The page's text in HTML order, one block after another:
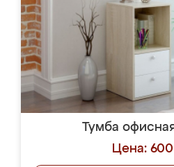
Тумба
Цена: